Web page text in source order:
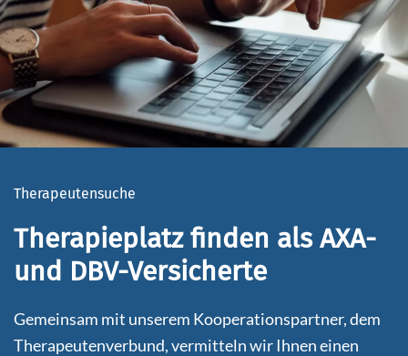
Therapeutensuche
Therapieplatz finden als AXA-
und DBV-Versicherte
Gemeinsam mit unserem Kooperationspartner, dem
Therapeutenverbund, vermitteln wir Ihnen einen